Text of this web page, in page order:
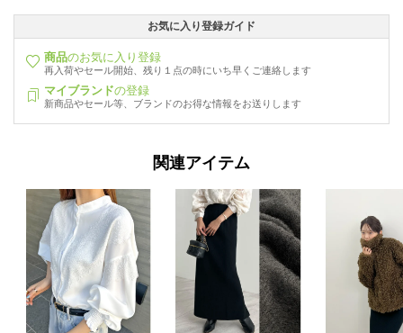
お気に入り登録ガイド
商品のお気に入り登録
再入荷やセール開始、残り１点の時にいち早くご連絡します
マイブランドの登録
新商品やセール等、ブランドのお得な情報をお送りします
関連アイテム